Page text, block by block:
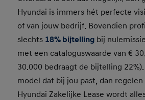
Hyundai is immers hét perfecte
of van jouw bedrijf. Bovendien
slechts 18% bijtelling bij
met een cataloguswaarde van €
30.000 bedraagt de bijtelling
model dat bij jou past, dan
Hyundai Zakelijke Lease wordt